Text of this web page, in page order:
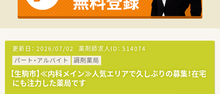
＜ こんな法人です ＞
■生駒市に3店舗展開している調剤薬局！2023年3月には東大阪
市で4店舗目を新規出店しました。
翼を担う安心・信頼のあるサービスの提供に努めています。
■毎月の勉強会や年1回（3月）全社で経営方針発表もされてお
り、社員への教育と意識作りをされています。
■やりたい事を尊重される社風で、実現できる環境がございま
す。
■薬剤師として本気で患者様に向き合いたい方、チーム医療に活
更新日： 2026/07/02 薬剤師求人ID： 514074
パート・アルバイト
調剤薬局
【生駒市】≪内科メイン≫人気エリアで久しぶりの募集！在宅
にも注力した薬局です